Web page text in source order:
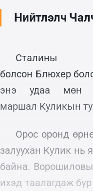
Нийтлэлч
болсон Блюхер
энэ удаа мөн
маршал Куликын
Орос оронд
залуухан Кулик нь
байна.
ихэд таалагдаж